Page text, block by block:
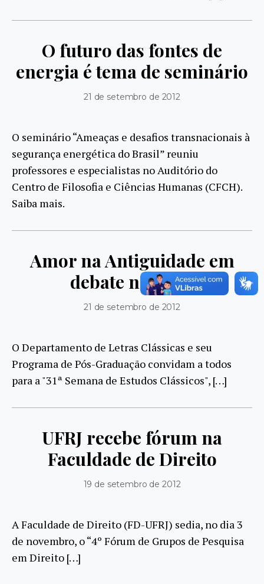
O futuro das fontes de
energia é tema de seminário
21 de setembro de 2012
O seminário “Ameaças e desafios transnacionais à
segurança energética do Brasil” reuniu
professores e especialistas no Auditório do
Centro de Filosofia e Ciências Humanas (CFCH).
Saiba mais.
Amor na Antiguidade em
debate na UFRJ
21 de setembro de 2012
O Departamento de Letras Clássicas e seu
Programa de Pós-Graduação convidam a todos
para a "31ª Semana de Estudos Clássicos", […]
UFRJ recebe fórum na
Faculdade de Direito
19 de setembro de 2012
A Faculdade de Direito (FD-UFRJ) sedia, no dia 3
de novembro, o “4º Fórum de Grupos de Pesquisa
em Direito […]